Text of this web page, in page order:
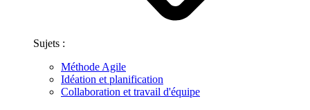
Sujets :
Méthode Agile
Idéation et planification
Collaboration et travail d'équipe